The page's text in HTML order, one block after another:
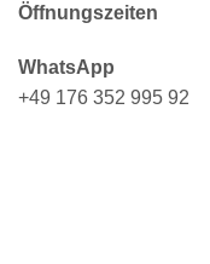
Öffnungszeiten
WhatsApp
+49 176 352 995 92